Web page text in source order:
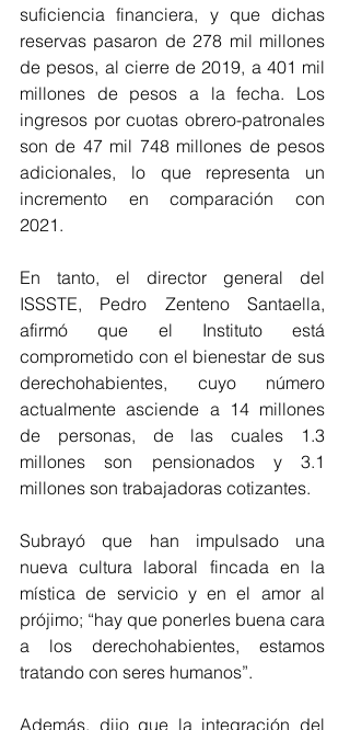
suficiencia financiera, y que dichas
reservas pasaron de 278 mil millones
de pesos, al cierre de 2019, a 401 mil
millones de pesos a la fecha. Los
ingresos por cuotas obrero-patronales
son de 47 mil 748 millones de pesos
adicionales, lo que representa un
incremento en comparación con
2021.
En tanto, el director general del
ISSSTE, Pedro Zenteno Santaella,
afirmó que el Instituto está
comprometido con el bienestar de sus
derechohabientes, cuyo número
actualmente asciende a 14 millones
de personas, de las cuales 1.3
millones son pensionados y 3.1
millones son trabajadoras cotizantes.
Subrayó que han impulsado una
nueva cultura laboral fincada en la
mística de servicio y en el amor al
prójimo; “hay que ponerles buena cara
a los derechohabientes, estamos
tratando con seres humanos”.
Además, dijo que la integración del